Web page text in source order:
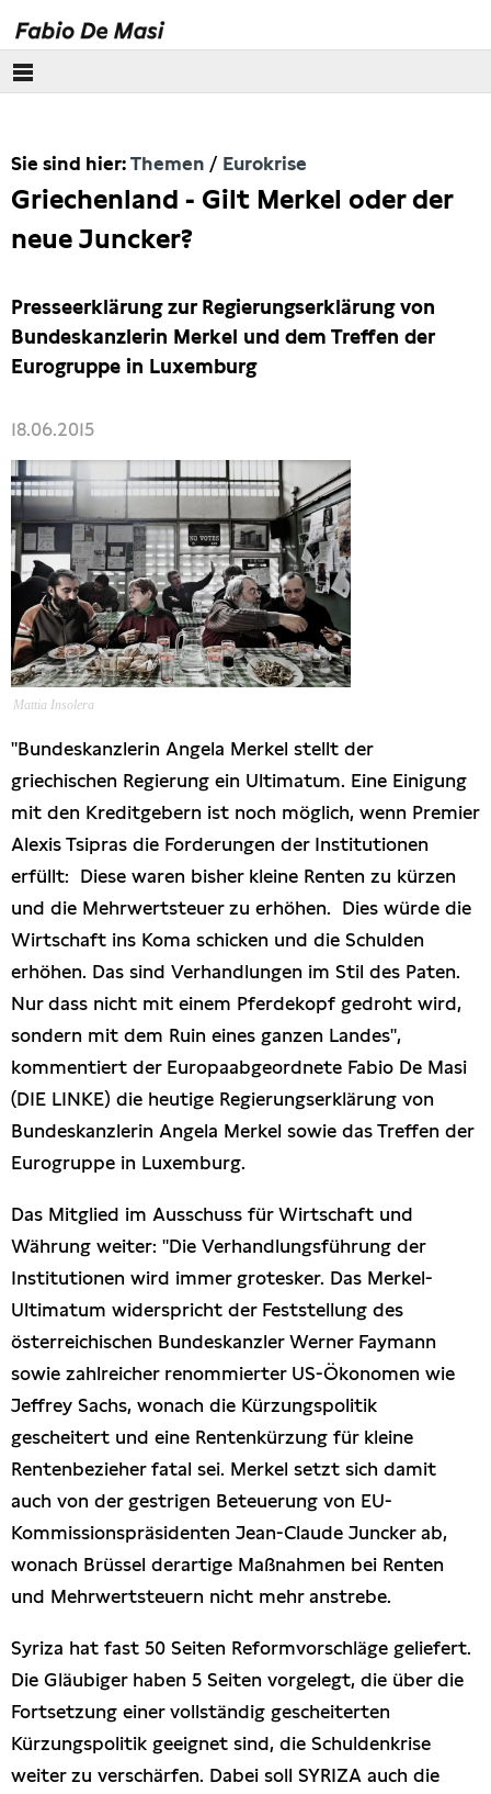
Europäisches Parlament
Themen
Eurokrise
Steuern
Freihandel
Arbeit
Hamburg
Presse
Sie sind hier: Themen Eurokrise
Griechenland - Gilt Merkel oder der
neue Juncker?
Presseerklärung zur Regierungserklärung von
Bundeskanzlerin Merkel und dem Treffen der
Eurogruppe in Luxemburg
18.06.2015
Mattia Insolera
"Bundeskanzlerin Angela Merkel stellt der
griechischen Regierung ein Ultimatum. Eine Einigung
mit den Kreditgebern ist noch möglich, wenn Premier
Alexis Tsipras die Forderungen der Institutionen
erfüllt: Diese waren bisher kleine Renten zu kürzen
und die Mehrwertsteuer zu erhöhen. Dies würde die
Wirtschaft ins Koma schicken und die Schulden
erhöhen. Das sind Verhandlungen im Stil des Paten.
Nur dass nicht mit einem Pferdekopf gedroht wird,
sondern mit dem Ruin eines ganzen Landes",
kommentiert der Europaabgeordnete Fabio De Masi
(DIE LINKE) die heutige Regierungserklärung von
Bundeskanzlerin Angela Merkel sowie das Treffen der
Eurogruppe in Luxemburg.
Das Mitglied im Ausschuss für Wirtschaft und
Währung weiter: "Die Verhandlungsführung der
Institutionen wird immer grotesker. Das Merkel-
Ultimatum widerspricht der Feststellung des
österreichischen Bundeskanzler Werner Faymann
sowie zahlreicher renommierter US-Ökonomen wie
Jeffrey Sachs, wonach die Kürzungspolitik
gescheitert und eine Rentenkürzung für kleine
Rentenbezieher fatal sei. Merkel setzt sich damit
auch von der gestrigen Beteuerung von EU-
Kommissionspräsidenten Jean-Claude Juncker ab,
wonach Brüssel derartige Maßnahmen bei Renten
und Mehrwertsteuern nicht mehr anstrebe.
Syriza hat fast 50 Seiten Reformvorschläge geliefert.
Die Gläubiger haben 5 Seiten vorgelegt, die über die
Fortsetzung einer vollständig gescheiterten
Kürzungspolitik geeignet sind, die Schuldenkrise
weiter zu verschärfen. Dabei soll SYRIZA auch die